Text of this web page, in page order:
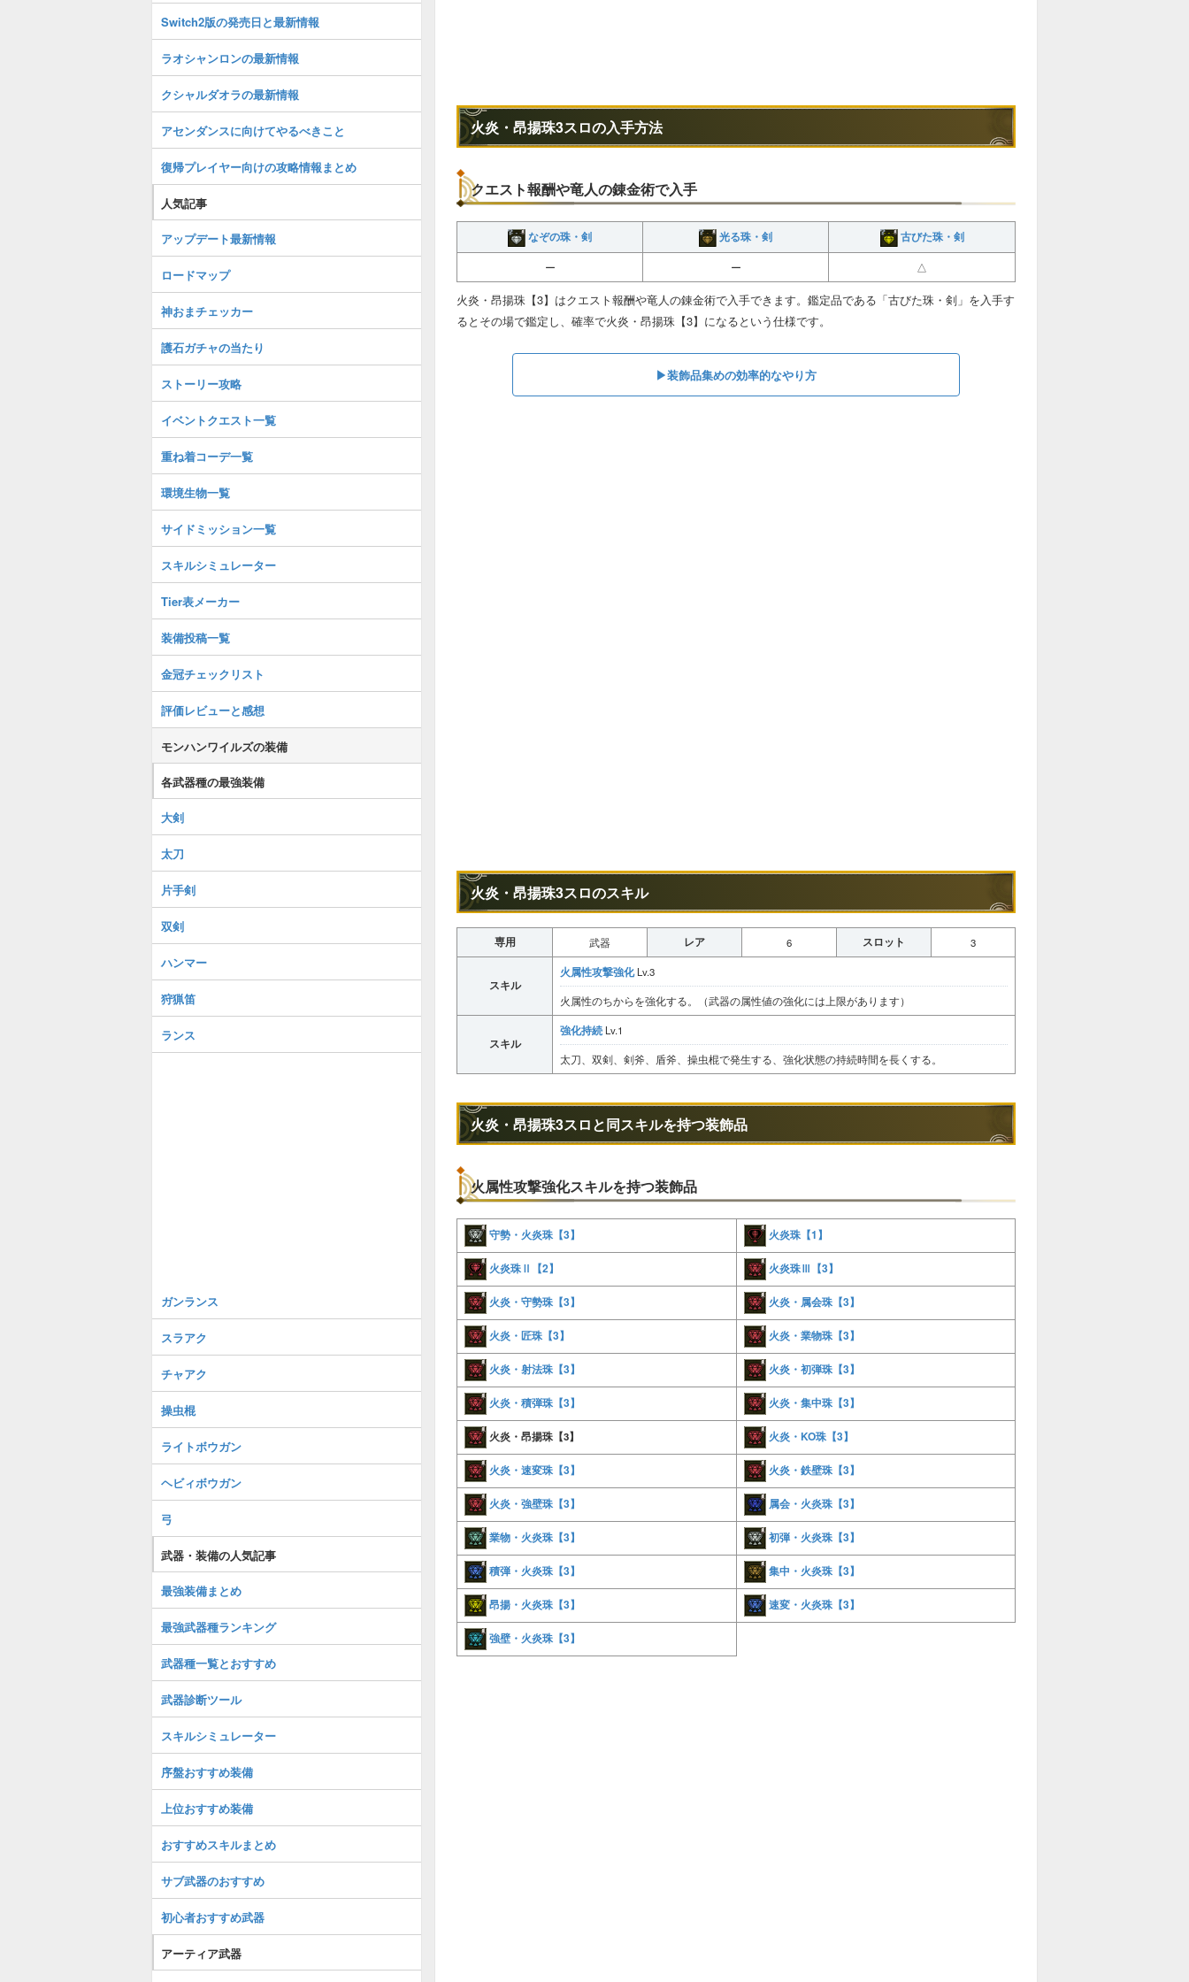
火炎・昂揚珠3スロの入手方法
クエスト報酬や竜人の錬金術で入手
なぞの珠・剣 光る珠・剣 古びた珠・剣
ー ー △
火炎・昂揚珠【3】はクエスト報酬や竜人の錬金術で入手できます。鑑定品である「古びた珠・剣」を入手す
るとその場で鑑定し、確率で火炎・昂揚珠【3】になるという仕様です。
▶︎装飾品集めの効率的なやり方
火炎・昂揚珠3スロのスキル
専用 武器 レア 6 スロット 3
スキル
火属性攻撃強化Lv.3
火属性のちからを強化する。（武器の属性値の強化には上限があります）
スキル
強化持続 Lv.1
太刀、双剣、剣斧、盾斧、操虫棍で発生する、強化状態の持続時間を長くする。
火炎・昂揚珠3スロと同スキルを持つ装飾品
火属性攻撃強化スキルを持つ装飾品
守勢・火炎珠【3】 火炎珠【1】
火炎珠Ⅱ【2】 火炎珠Ⅲ【3】
火炎・守勢珠【3】 火炎・属会珠【3】
火炎・匠珠【3】 火炎・業物珠【3】
火炎・射法珠【3】 火炎・初弾珠【3】
火炎・積弾珠【3】 火炎・集中珠【3】
火炎・昂揚珠【3】 火炎・KO珠【3】
火炎・速変珠【3】 火炎・鉄壁珠【3】
火炎・強壁珠【3】 属会・火炎珠【3】
業物・火炎珠【3】 初弾・火炎珠【3】
積弾・火炎珠【3】 集中・火炎珠【3】
昂揚・火炎珠【3】 速変・火炎珠【3】
強壁・火炎珠【3】
Switch2版の発売日と最新情報
ラオシャンロンの最新情報
クシャルダオラの最新情報
アセンダンスに向けてやるべきこと
復帰プレイヤー向けの攻略情報まとめ
人気記事
アップデート最新情報
ロードマップ
神おまチェッカー
護石ガチャの当たり
ストーリー攻略
イベントクエスト一覧
重ね着コーデ一覧
環境生物一覧
サイドミッション一覧
スキルシミュレーター
Tier表メーカー
装備投稿一覧
金冠チェックリスト
評価レビューと感想
モンハンワイルズの装備
各武器種の最強装備
大剣
太刀
片手剣
双剣
ハンマー
狩猟笛
ランス
ガンランス
スラアク
チャアク
操虫棍
ライトボウガン
ヘビィボウガン
弓
武器・装備の人気記事
最強装備まとめ
最強武器種ランキング
武器種一覧とおすすめ
武器診断ツール
スキルシミュレーター
序盤おすすめ装備
上位おすすめ装備
おすすめスキルまとめ
サブ武器のおすすめ
初心者おすすめ武器
アーティア武器